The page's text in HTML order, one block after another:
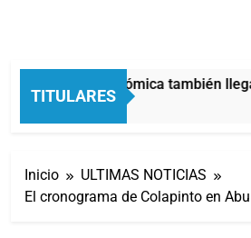
TITULARES
La crisis económica también
6 Horas Atrás
Inicio
ULTIMAS NOTICIAS
El cronograma de Colapinto en